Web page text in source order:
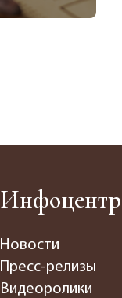
Инфоцентр
Новости
Пресс-релизы
Видеоролики